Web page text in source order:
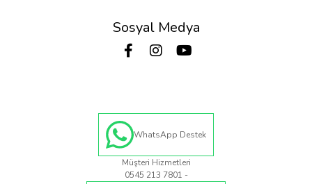
Sosyal Medya
WhatsApp Destek
Müşteri Hizmetleri
0545 213 7801 -